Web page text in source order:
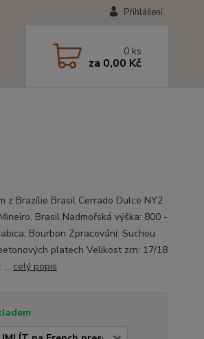
Přihlášení
0 ks
za 0,00 Kč
z Brazílie Brasil Cerrado Dulce NY2
Brasil Nadmořská výška: 800 -
Bourbon Zpracování: Suchou
platech Velikost zrn: 17/18
celý popis